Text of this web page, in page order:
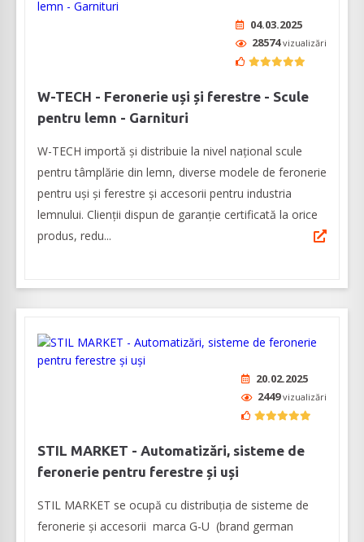
04.03.2025
28574vizualizări
W-TECH - Feronerie uși și ferestre - Scule
pentru lemn - Garnituri
W-TECH importă și distribuie la nivel național scule
pentru tâmplărie din lemn, diverse modele de feronerie
pentru uși și ferestre și accesorii pentru industria
lemnului. Clienții dispun de garanție certificată la orice
produs, redu...
20.02.2025
2449vizualizări
STIL MARKET - Automatizări, sisteme de
feronerie pentru ferestre și uși
STIL MARKET se ocupă cu distribuția de sisteme de
feronerie și accesorii marca G-U (brand german